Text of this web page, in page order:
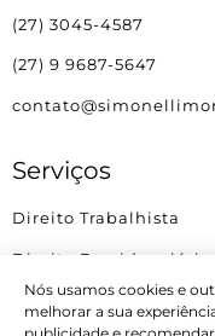
(27) 3045-4587
(27) 9 9687-5647
Serviços
Direito Trabalhista
Direito Previdenciário
Direito de Famílias e
Nós usamos cookies e
melhorar a sua